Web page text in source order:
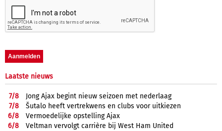
Laatste nieuws
7/8
Jong Ajax begint nieuw seizoen met nederlaag
7/8
Šutalo heeft vertrekwens en clubs voor uitkiezen
6/8
Vermoedelijke opstelling Ajax
6/8
Veltman vervolgt carrière bij West Ham United